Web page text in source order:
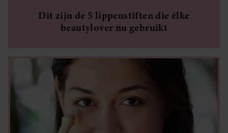
Dit zijn de 5 lippenstiften die élke
beautylover nu gebruikt